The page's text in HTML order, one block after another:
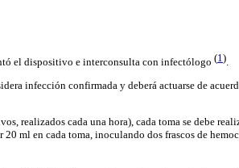
el dispositivo e interconsulta con infectólogo (1 ).
infección confirmada y deberá actuarse de
realizados cada una hora), cada toma se debe
ml en cada toma, inoculando dos frascos de